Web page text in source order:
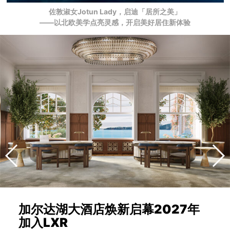
佐敦淑女Jotun Lady，启迪「居所之美」
——以北欧美学点亮灵感，开启美好居住新体验
加尔达湖大酒店焕新启幕2027年
加入LXR